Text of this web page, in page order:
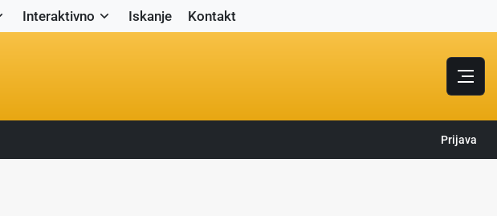
Interaktivno Iskanje Kontakt
Prijava